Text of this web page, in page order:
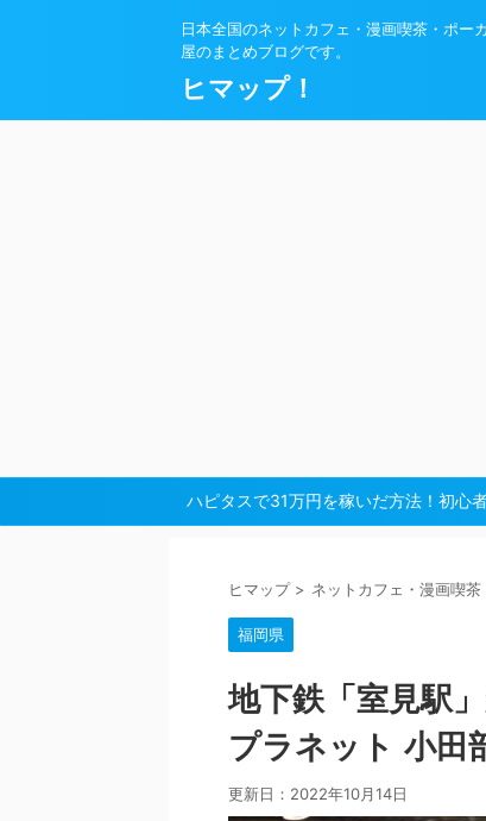
日本全国のネットカフェ・漫画喫茶・ポー
屋のまとめブログです。
ヒマップ！
ハピタスで31万円を稼いだ方法！初心
ヒマップ> ネットカフェ・漫画喫茶
福岡県
地下鉄「室見駅
プラネット 小田
更新日： 2022年10月14日